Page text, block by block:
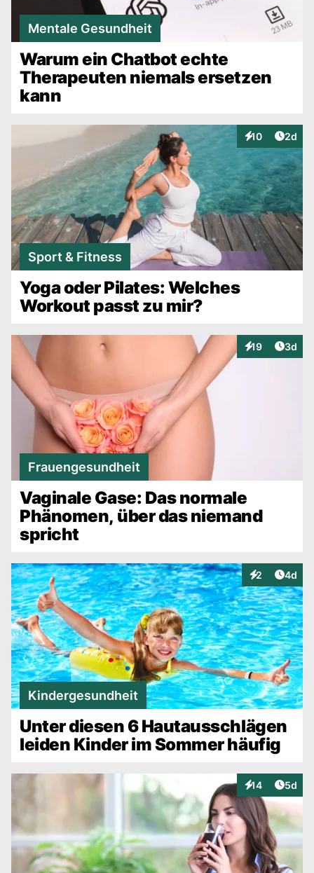
Mentale Gesundheit
Warum ein Chatbot echte
Therapeuten niemals ersetzen
kann
10
Interaktionen
2d
Sport & Fitness
Yoga oder Pilates: Welches
Workout passt zu mir?
19
Interaktionen
3d
Frauengesundheit
Vaginale Gase: Das normale
Phänomen, über das niemand
spricht
2
Interaktionen
4d
Kindergesundheit
Unter diesen 6 Hautausschlägen
leiden Kinder im Sommer häufig
14
Interaktionen
5d